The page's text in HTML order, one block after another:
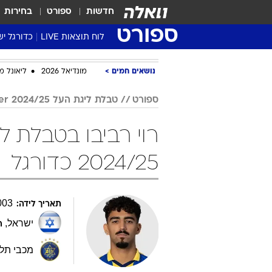
חדשות ספורט בחירות
ספורט לוח תוצאות LIVE כדורגל
ליגת העל Winner
גביע
שגרירים
ליגה
נושאים חמים מונדיאל 2026 ליאונל
ספורט טבלת ליגת העל Winner 2024/25
2024/25 כדורגל
תאריך לידה:
ישראל,
מכבי